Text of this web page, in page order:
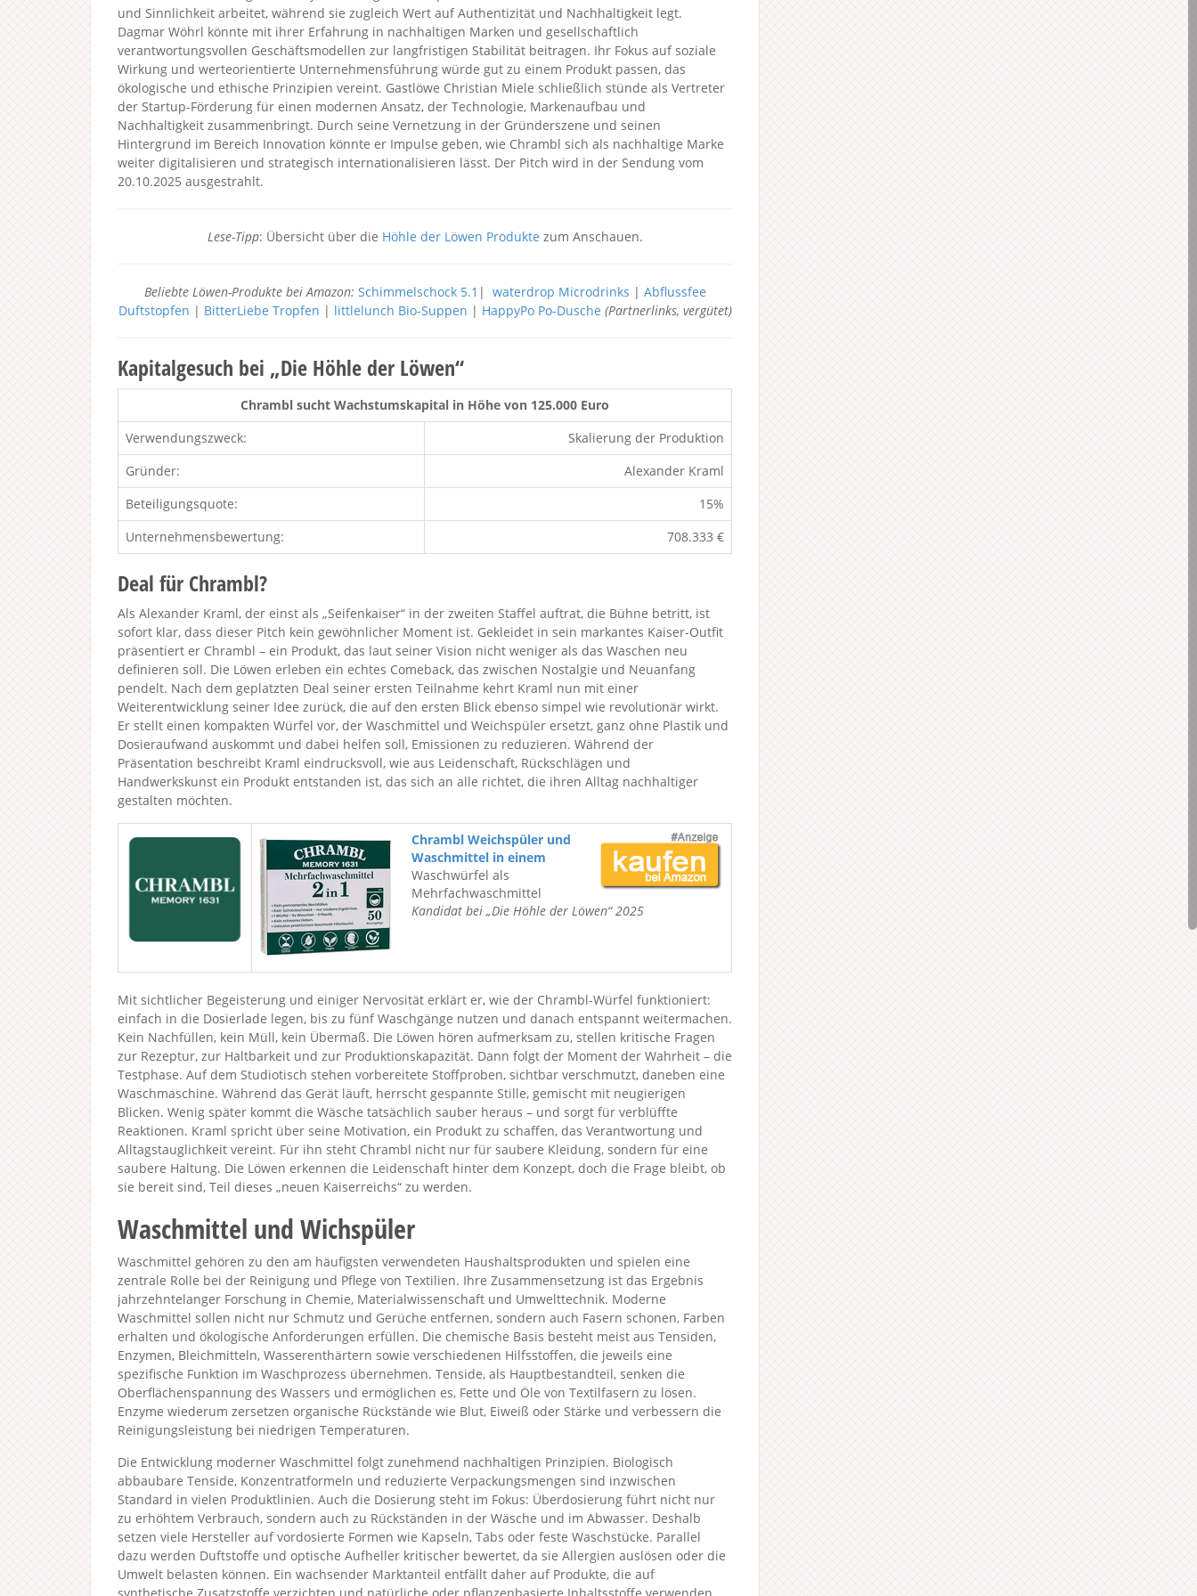
und Sinnlichkeit arbeitet, während sie zugleich Wert auf Authentizität und Nachhaltigkeit legt.
Dagmar Wöhrl könnte mit ihrer Erfahrung in nachhaltigen Marken und gesellschaftlich
verantwortungsvollen Geschäftsmodellen zur langfristigen Stabilität beitragen. Ihr Fokus auf soziale
Wirkung und werteorientierte Unternehmensführung würde gut zu einem Produkt passen, das
ökologische und ethische Prinzipien vereint. Gastlöwe Christian Miele schließlich stünde als Vertreter
der Startup-Förderung für einen modernen Ansatz, der Technologie, Markenaufbau und
Nachhaltigkeit zusammenbringt. Durch seine Vernetzung in der Gründerszene und seinen
Hintergrund im Bereich Innovation könnte er Impulse geben, wie Chrambl sich als nachhaltige Marke
weiter digitalisieren und strategisch internationalisieren lässt. Der Pitch wird in der Sendung vom
20.10.2025 ausgestrahlt.
Lese-Tipp: Übersicht über die Höhle der Löwen Produkte zum Anschauen.
Beliebte Löwen-Produkte bei Amazon: Schimmelschock 5.1 | waterdrop Microdrinks | Abflussfee
Duftstopfen | BitterLiebe Tropfen | littlelunch Bio-Suppen | HappyPo Po-Dusche (Partnerlinks, vergütet)
Kapitalgesuch bei „Die Höhle der Löwen“
Chrambl sucht Wachstumskapital in Höhe von 125.000 Euro
Verwendungszweck:
Skalierung der Produktion
Gründer:
Alexander Kraml
Beteiligungsquote:
15%
Unternehmensbewertung:
708.333 €
Deal für Chrambl?
Als Alexander Kraml, der einst als „Seifenkaiser“ in der zweiten Staffel auftrat, die Bühne betritt, ist
sofort klar, dass dieser Pitch kein gewöhnlicher Moment ist. Gekleidet in sein markantes Kaiser-Outfit
präsentiert er Chrambl – ein Produkt, das laut seiner Vision nicht weniger als das Waschen neu
definieren soll. Die Löwen erleben ein echtes Comeback, das zwischen Nostalgie und Neuanfang
pendelt. Nach dem geplatzten Deal seiner ersten Teilnahme kehrt Kraml nun mit einer
Weiterentwicklung seiner Idee zurück, die auf den ersten Blick ebenso simpel wie revolutionär wirkt.
Er stellt einen kompakten Würfel vor, der Waschmittel und Weichspüler ersetzt, ganz ohne Plastik und
Dosieraufwand auskommt und dabei helfen soll, Emissionen zu reduzieren. Während der
Präsentation beschreibt Kraml eindrucksvoll, wie aus Leidenschaft, Rückschlägen und
Handwerkskunst ein Produkt entstanden ist, das sich an alle richtet, die ihren Alltag nachhaltiger
gestalten möchten.
Chrambl Weichspüler und
Waschmittel in einem
Waschwürfel als
Mehrfachwaschmittel
Kandidat bei „Die Höhle der Löwen“ 2025
Mit sichtlicher Begeisterung und einiger Nervosität erklärt er, wie der Chrambl-Würfel funktioniert:
einfach in die Dosierlade legen, bis zu fünf Waschgänge nutzen und danach entspannt weitermachen.
Kein Nachfüllen, kein Müll, kein Übermaß. Die Löwen hören aufmerksam zu, stellen kritische Fragen
zur Rezeptur, zur Haltbarkeit und zur Produktionskapazität. Dann folgt der Moment der Wahrheit – die
Testphase. Auf dem Studiotisch stehen vorbereitete Stoffproben, sichtbar verschmutzt, daneben eine
Waschmaschine. Während das Gerät läuft, herrscht gespannte Stille, gemischt mit neugierigen
Blicken. Wenig später kommt die Wäsche tatsächlich sauber heraus – und sorgt für verblüffte
Reaktionen. Kraml spricht über seine Motivation, ein Produkt zu schaffen, das Verantwortung und
Alltagstauglichkeit vereint. Für ihn steht Chrambl nicht nur für saubere Kleidung, sondern für eine
saubere Haltung. Die Löwen erkennen die Leidenschaft hinter dem Konzept, doch die Frage bleibt, ob
sie bereit sind, Teil dieses „neuen Kaiserreichs“ zu werden.
Waschmittel und Wichspüler
Waschmittel gehören zu den am häufigsten verwendeten Haushaltsprodukten und spielen eine
zentrale Rolle bei der Reinigung und Pflege von Textilien. Ihre Zusammensetzung ist das Ergebnis
jahrzehntelanger Forschung in Chemie, Materialwissenschaft und Umwelttechnik. Moderne
Waschmittel sollen nicht nur Schmutz und Gerüche entfernen, sondern auch Fasern schonen, Farben
erhalten und ökologische Anforderungen erfüllen. Die chemische Basis besteht meist aus Tensiden,
Enzymen, Bleichmitteln, Wasserenthärtern sowie verschiedenen Hilfsstoffen, die jeweils eine
spezifische Funktion im Waschprozess übernehmen. Tenside, als Hauptbestandteil, senken die
Oberflächenspannung des Wassers und ermöglichen es, Fette und Öle von Textilfasern zu lösen.
Enzyme wiederum zersetzen organische Rückstände wie Blut, Eiweiß oder Stärke und verbessern die
Reinigungsleistung bei niedrigen Temperaturen.
Die Entwicklung moderner Waschmittel folgt zunehmend nachhaltigen Prinzipien. Biologisch
abbaubare Tenside, Konzentratformeln und reduzierte Verpackungsmengen sind inzwischen
Standard in vielen Produktlinien. Auch die Dosierung steht im Fokus: Überdosierung führt nicht nur
zu erhöhtem Verbrauch, sondern auch zu Rückständen in der Wäsche und im Abwasser. Deshalb
setzen viele Hersteller auf vordosierte Formen wie Kapseln, Tabs oder feste Waschstücke. Parallel
dazu werden Duftstoffe und optische Aufheller kritischer bewertet, da sie Allergien auslösen oder die
Umwelt belasten können. Ein wachsender Marktanteil entfällt daher auf Produkte, die auf